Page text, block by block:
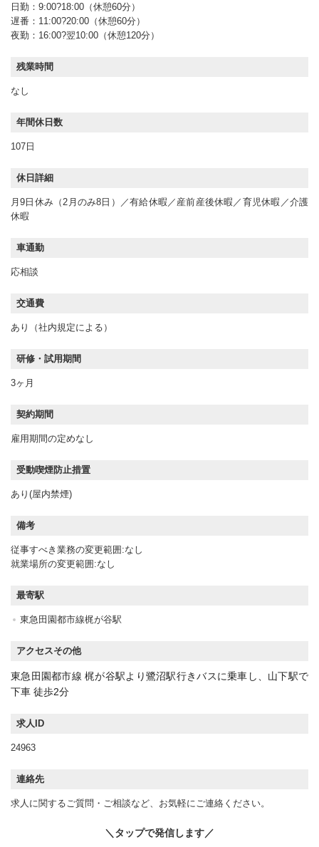
日勤：9:00?18:00（休憩60分）
遅番：11:00?20:00（休憩60分）
夜勤：16:00?翌10:00（休憩120分）
残業時間
なし
年間休日数
107日
休日詳細
月9日休み（2月のみ8日）／有給休暇／産前産後休暇／育児休暇／介護
休暇
車通勤
応相談
交通費
あり（社内規定による）
研修・試用期間
3ヶ月
契約期間
雇用期間の定めなし
受動喫煙防止措置
あり(屋内禁煙)
備考
従事すべき業務の変更範囲:なし
就業場所の変更範囲:なし
最寄駅
東急田園都市線梶が谷駅
アクセスその他
東急田園都市線 梶が谷駅より鷺沼駅行きバスに乗車し、山下駅で
下車 徒歩2分
求人ID
24963
連絡先
求人に関するご質問・ご相談など、お気軽にご連絡ください。